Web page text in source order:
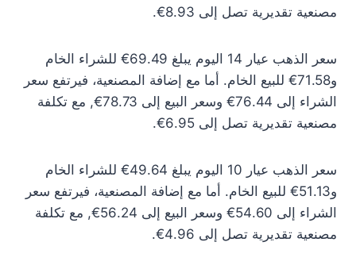
مصنعية تقديرية تصل إلى 8.93€.
سعر الذهب عيار 14 اليوم يبلغ 69.49€ للشراء الخام
و71.58€ للبيع الخام. أما مع إضافة المصنعية، فيرتفع سعر
الشراء إلى 76.44€ وسعر البيع إلى 78.73€, مع تكلفة
مصنعية تقديرية تصل إلى 6.95€.
سعر الذهب عيار 10 اليوم يبلغ 49.64€ للشراء الخام
و51.13€ للبيع الخام. أما مع إضافة المصنعية، فيرتفع سعر
الشراء إلى 54.60€ وسعر البيع إلى 56.24€, مع تكلفة
مصنعية تقديرية تصل إلى 4.96€.